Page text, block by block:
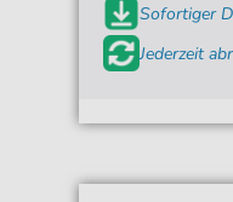
Sofortiger
Jederzeit